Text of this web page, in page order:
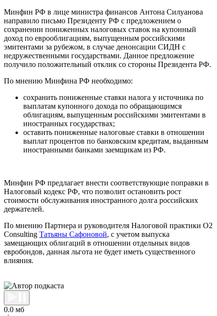
Минфин РФ в лице министра финансов Антона Силуанова
направило письмо Президенту РФ с предложением о
сохранении пониженных налоговых ставок на купонный
доход по еврооблигациям, выпущенным российскими
эмитентами за рубежом, в случае денонсации СИДН с
недружественными государствами. Данное предложение
получило положительный отклик со стороны Президента РФ.
По мнению Минфина РФ необходимо:
сохранить пониженные ставки налога у источника по
выплатам купонного дохода по обращающимся
облигациям, выпущенным российскими эмитентами в
иностранных государствах;
оставить пониженные налоговые ставки в отношении
выплат процентов по банковским кредитам, выданным
иностранными банками заемщикам из РФ.
Минфин РФ предлагает внести соответствующие поправки в
Налоговый кодекс РФ, что позволит остановить рост
стоимости обслуживания иностранного долга российских
держателей.
По мнению Партнера и руководителя Налоговой практики O2
Consulting Татьяны Сафоновой, с учетом выпуска
замещающих облигаций в отношении отдельных видов
евробондов, данная льгота не будет иметь существенного
влияния.
0.0 мб